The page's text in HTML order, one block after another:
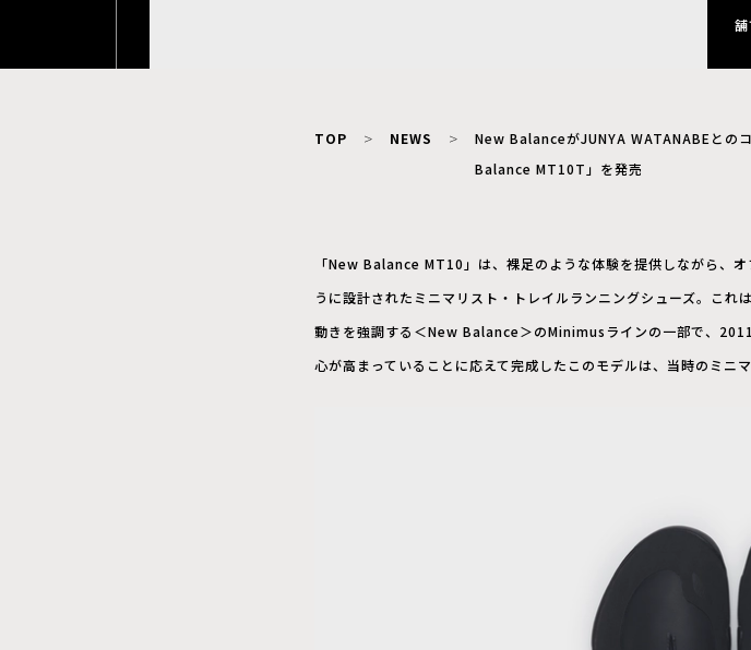
舗
TOP NEWS
New BalanceがJUNYA WATANABEとの
Balance MT10T」を発売
「New Balance MT10」は、裸足のような体験を提供しながら、
うに設計されたミニマリスト・トレイルランニングシューズ。こ
動きを強調する＜New Balance＞のMinimusラインの一部で、
心が高まっていることに応えて完成したこのモデルは、当時のミニ